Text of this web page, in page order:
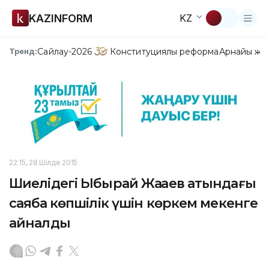
KAZINFORM KZ
Тренд:Сайлау-2026 Конституциялық реформаАрнайы
22:15, 28 Шілде 2015
Шиелідегі Ыбырай Жақаев атындағы
саябақ көпшілік үшін көркем мекенге
айналды